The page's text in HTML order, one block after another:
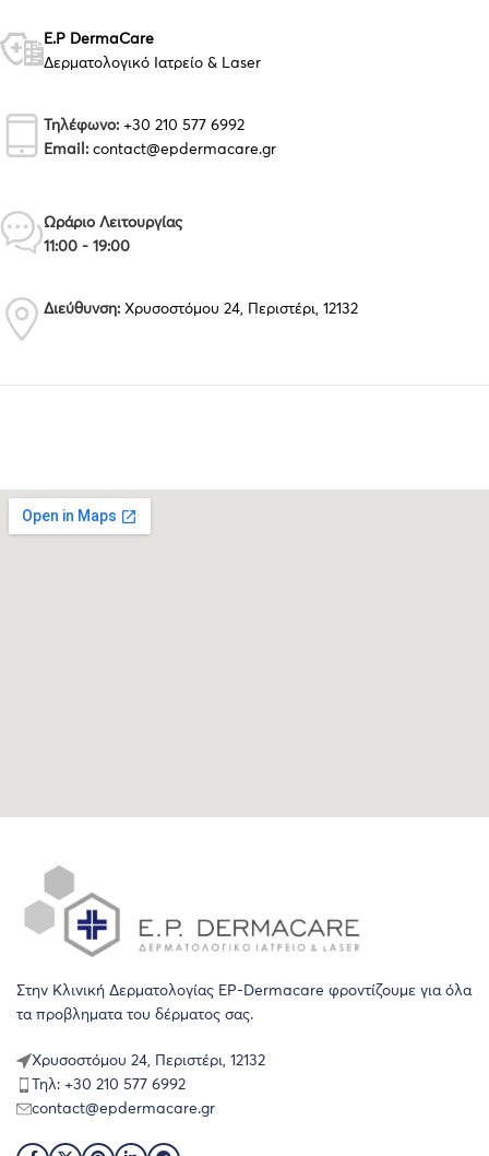
E.P DermaCare
Δερματολογικό Ιατρείο & Laser
Τηλέφωνο: +30 210 577 6992
Email: contact@epdermacare.gr
Ωράριο Λειτουργίας
11:00 - 19:00
Διεύθυνση: Χρυσοστόμου 24, Περιστέρι, 12132
Στην Κλινική Δερματολογίας EP-Dermacare φροντίζουμε για όλα
τα προβληματα του δέρματος σας.
Χρυσοστόμου 24, Περιστέρι, 12132
Τηλ: +30 210 577 6992
contact@epdermacare.gr